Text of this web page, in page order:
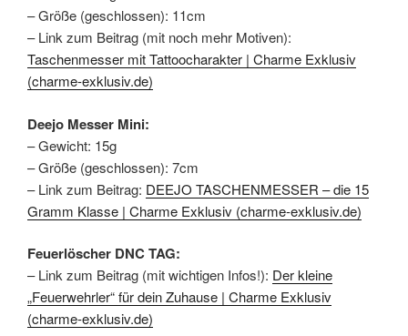
– Größe (geschlossen): 11cm
– Link zum Beitrag (mit noch mehr Motiven):
Taschenmesser mit Tattoocharakter | Charme Exklusiv
(charme-exklusiv.de)
Deejo Messer Mini:
– Gewicht: 15g
– Größe (geschlossen): 7cm
– Link zum Beitrag: DEEJO TASCHENMESSER – die 15
Gramm Klasse | Charme Exklusiv (charme-exklusiv.de)
Feuerlöscher DNC TAG:
– Link zum Beitrag (mit wichtigen Infos!): Der kleine
„Feuerwehrler“ für dein Zuhause | Charme Exklusiv
(charme-exklusiv.de)